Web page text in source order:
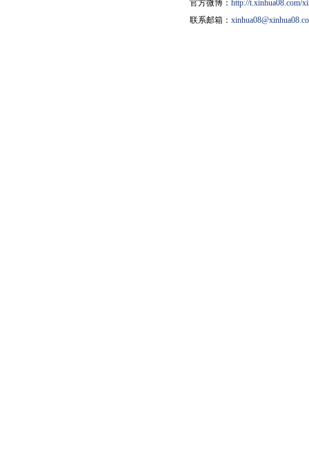
官方微博： http://t.xinhua08.com/
联系邮箱：